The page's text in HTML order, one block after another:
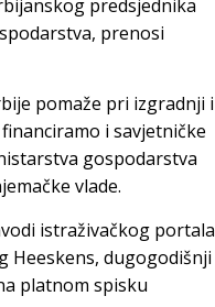
predsjednika
prenosi
pomaže pri izgradnji i
i savjetničke
gospodarstva
vlade.
istraživačkog portala
Heeskens, dugogodišnji
platnom spisku